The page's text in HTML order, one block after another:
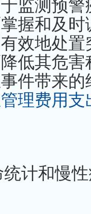
监测预警
握和及时
效地处置
低其危害
件带来的
理费用支
计和慢